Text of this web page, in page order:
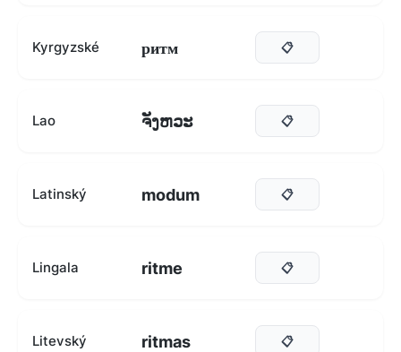
Kyrgyzské ритм 📋
Lao ຈັງຫວະ 📋
Latinský modum 📋
Lingala ritme 📋
Litevský ritmas 📋